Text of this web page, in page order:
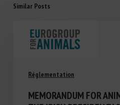
Similar Posts
Réglementation
MEMORANDUM FOR